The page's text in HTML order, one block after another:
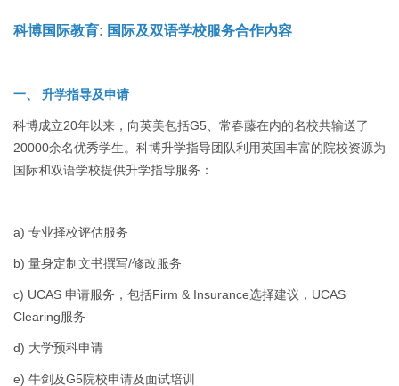
科博国际教育: 国际及双语学校服务合作内容
一、 升学指导及申请
科博成立20年以来，向英美包括G5、常春藤在内的名校共输送了
20000余名优秀学生。科博升学指导团队利用英国丰富的院校资源为
国际和双语学校提供升学指导服务：
a) 专业择校评估服务
b) 量身定制文书撰写/修改服务
c) UCAS 申请服务，包括Firm & Insurance选择建议，UCAS
Clearing服务
d) 大学预科申请
e) 牛剑及G5院校申请及面试培训